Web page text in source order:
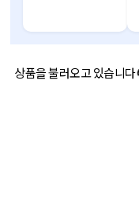
상품을 불러오고 있습니다